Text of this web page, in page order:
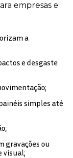
empresas e
visual;